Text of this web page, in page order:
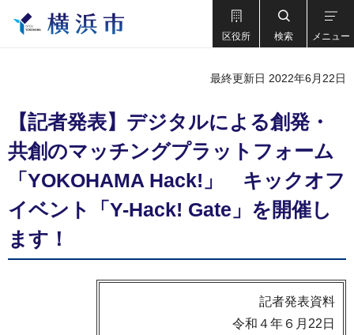
区役所 検索 メニュー
最終更新日 2022年6月22日
【記者発表】デジタルによる創発・
共創のマッチングプラットフォーム
「YOKOHAMA Hack!」 キックオフ
イベント「Y-Hack! Gate」を開催し
ます！
記者発表資料
令和４年６月22日